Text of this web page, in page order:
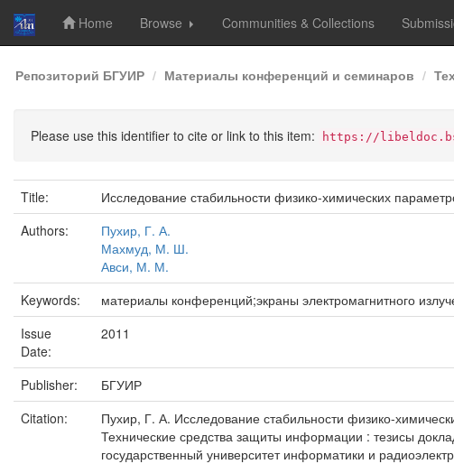
Skip
navigation
Home Browse Communities & Collections
Репозиторий БГУИР Материалы конференций и семинаров
Please use this identifier to cite or link to this item: https://
Title:
Исследование стабильности физико-химических
Authors:
Пухир, Г. А.
Махмуд, М. Ш.
Авси, М. М.
Keywords:
материалы конференций;экраны электромагнитного
Issue
Date:
2011
Publisher:
БГУИР
Citation:
Пухир, Г. А. Исследование стабильности физико-
Технические средства защиты информации : тезисы
государственный университет информатики и